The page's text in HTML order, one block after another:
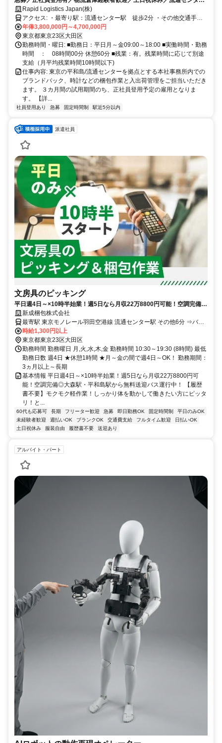
駅徒歩2分
Rapid Logistics Japan(株)
アクセス: ・最寄り駅：流通センター駅 徒歩2分 ・その他交通手
段：自転車通勤可(敷地内無料駐輪場完備)
年俸3,800,000円～4,700,000円
東京都東京23区大田区
勤務時間・曜日: ■勤務日：平日月～金09:00～18:00 ■実働時間・勤務
時間 ： 08時間00分 休憩60分 ■残業：有。残業時間に応じて別途
支給（月平均残業時間10時間以下)
仕事内容: 東京の平和島/流通センターを拠点とする本社事務所内での
ブランドバック、時計などの梱包作業と入出荷管理をご担当いただき
ます。 ３カ月間の試用期間のち、正社員登用予定の雇用となりま
す。 【詳...
社員登用あり 急募 固定時間制 駅近5分以内
派遣社員
文房具のピッキング
平日週4日～×10時半始業！週5日なら月収22万8800円可能！空調完備◎
大森駅・平和島駅から無料送迎バス運行中！
新成梱包株式会社
最寄駅 東京モノレール羽田空港線 流通センター駅 その他6分 ⇒バイ
クで6分、自転車で11分 京急本線 平和島駅 その他11分 ⇒バイクで11
分、自転車で18分 ＪＲ京浜東北線 大森(東京都)駅 その他17分 ⇒バイ
クで17分、自転車で22分
時給1,300円以上
東京都東京23区大田区
勤務時間 勤務曜日 月,火,水,木,金 勤務時間 10:30～19:30 (8時間) 最低
勤務日数 週4日 ★休憩1時間 ★月～金の間で週4日～OK！ 勤務期間：
3ヵ月以上～長期
基本情報 平日週4日～×10時半始業！週5日なら月収22万8800円可
能！空調完備◎大森駅・平和島駅から無料送迎バス運行中！ 【履歴
書不要】モクモク軽作業！しっかり体を動かして働きたい方にピッタ
リ！と...
60代も応募可 長期 フリーター歓迎 急募 即日勤務OK 固定時間制
平日のみOK
未経験者歓迎
週払いOK ブランクOK 交通費支給 フルタイム歓迎
日払いOK
土日祝休み
服装自由 履歴書不要 送迎あり
アルバイト・パート